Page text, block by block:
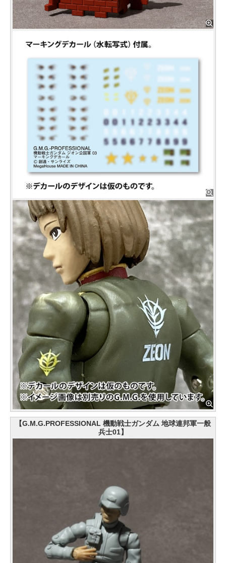
【G.M.G.PROFESSIONAL 機動戦士ガンダム 地球連邦軍一般
兵士01】